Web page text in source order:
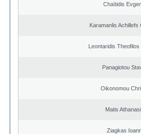
Chaïtidis
Karamanlis Achillefs
Leontaridis
Panagiotou
Oikonomou
Matis
Ziagkas